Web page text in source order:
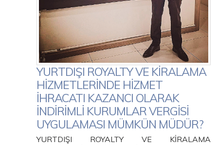
YURTDIŞI ROYALTY VE KİRALAMA
HİZMETLERİNDE HİZMET
İHRACATI KAZANCI OLARAK
İNDİRİMLİ KURUMLAR VERGİSİ
UYGULAMASI MÜMKÜN MÜDÜR?
YURTDIŞI ROYALTY VE KİRALAMA